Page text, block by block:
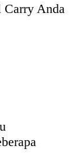
Carry Anda